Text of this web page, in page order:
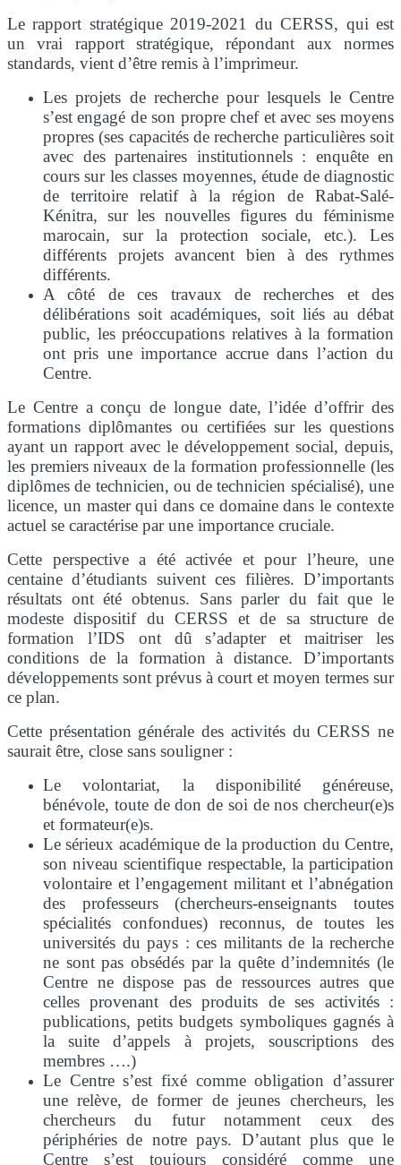
Le rapport stratégique 2019-2021 du CERSS, qui est
un vrai rapport stratégique, répondant aux normes
standards, vient d’être remis à l’imprimeur.
Les projets de recherche pour lesquels le Centre
s’est engagé de son propre chef et avec ses moyens
propres (ses capacités de recherche particulières soit
avec des partenaires institutionnels : enquête en
cours sur les classes moyennes, étude de diagnostic
de territoire relatif à la région de Rabat-Salé-
Kénitra, sur les nouvelles figures du féminisme
marocain, sur la protection sociale, etc.). Les
différents projets avancent bien à des rythmes
différents.
A côté de ces travaux de recherches et des
délibérations soit académiques, soit liés au débat
public, les préoccupations relatives à la formation
ont pris une importance accrue dans l’action du
Centre.
Le Centre a conçu de longue date, l’idée d’offrir des
formations diplômantes ou certifiées sur les questions
ayant un rapport avec le développement social, depuis,
les premiers niveaux de la formation professionnelle (les
diplômes de technicien, ou de technicien spécialisé), une
licence, un master qui dans ce domaine dans le contexte
actuel se caractérise par une importance cruciale.
Cette perspective a été activée et pour l’heure, une
centaine d’étudiants suivent ces filières. D’importants
résultats ont été obtenus. Sans parler du fait que le
modeste dispositif du CERSS et de sa structure de
formation l’IDS ont dû s’adapter et maitriser les
conditions de la formation à distance. D’importants
développements sont prévus à court et moyen termes sur
ce plan.
Cette présentation générale des activités du CERSS ne
saurait être, close sans souligner :
Le volontariat, la disponibilité généreuse,
bénévole, toute de don de soi de nos chercheur(e)s
et formateur(e)s.
Le sérieux académique de la production du Centre,
son niveau scientifique respectable, la participation
volontaire et l’engagement militant et l’abnégation
des professeurs (chercheurs-enseignants toutes
spécialités confondues) reconnus, de toutes les
universités du pays : ces militants de la recherche
ne sont pas obsédés par la quête d’indemnités (le
Centre ne dispose pas de ressources autres que
celles provenant des produits de ses activités :
publications, petits budgets symboliques gagnés à
la suite d’appels à projets, souscriptions des
membres ….)
Le Centre s’est fixé comme obligation d’assurer
une relève, de former de jeunes chercheurs, les
chercheurs du futur notamment ceux des
périphéries de notre pays. D’autant plus que le
Centre s’est toujours considéré comme une